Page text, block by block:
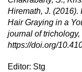
Hiremath, J. (2016).
Hair Graying in a
journal of trichology,
https://doi.org/
Editor: Stg